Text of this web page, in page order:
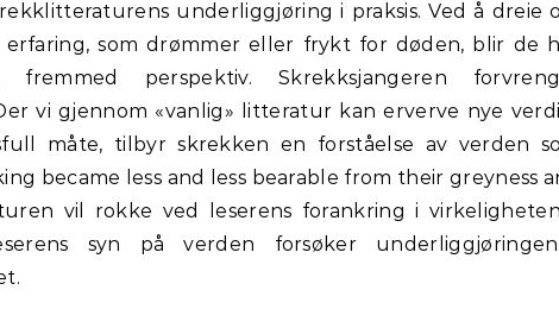
underliggjøring i praksis. Ved å dreie
erfaring, som drømmer eller frykt for døden, blir de
perspektiv. Skrekksjangeren
vi gjennom «vanlig» litteratur kan erverve nye
måte, tilbyr skrekken en forståelse av verden
became less and less bearable from their greyness
vil rokke ved leserens forankring i
syn på verden forsøker